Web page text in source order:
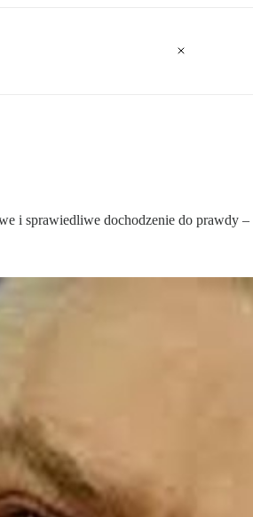
i sprawiedliwe dochodzenie do prawdy –